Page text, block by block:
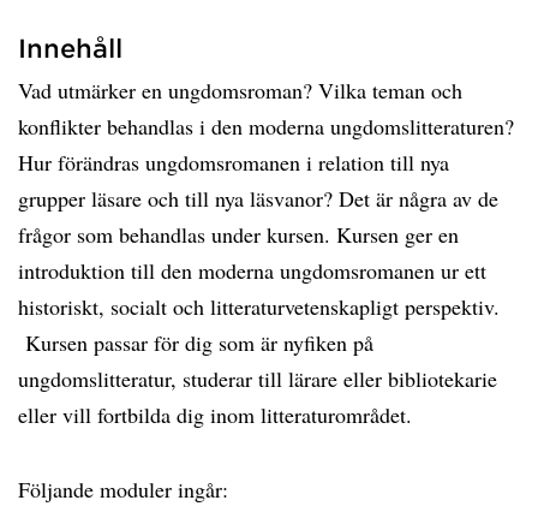
Innehåll
Vad utmärker en ungdomsroman? Vilka teman och
konflikter behandlas i den moderna ungdomslitteraturen?
Hur förändras ungdomsromanen i relation till nya
grupper läsare och till nya läsvanor? Det är några av de
frågor som behandlas under kursen. Kursen ger en
introduktion till den moderna ungdomsromanen ur ett
historiskt, socialt och litteraturvetenskapligt perspektiv.
Kursen passar för dig som är nyfiken på
ungdomslitteratur, studerar till lärare eller bibliotekarie
eller vill fortbilda dig inom litteraturområdet.
Följande moduler ingår: